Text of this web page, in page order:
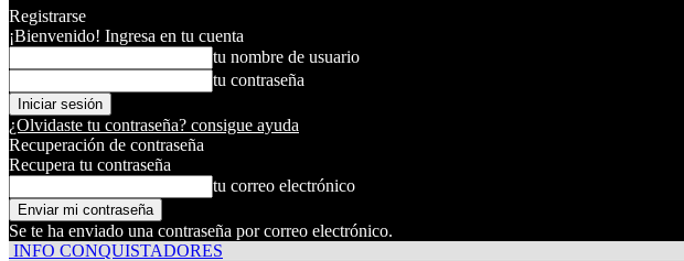
Registrarse
¡Bienvenido! Ingresa en tu cuenta
tu nombre de usuario
tu contraseña
¿Olvidaste tu contraseña? consigue ayuda
Recuperación de contraseña
Recupera tu contraseña
tu correo electrónico
Se te ha enviado una contraseña por correo electrónico.
INFO CONQUISTADORES